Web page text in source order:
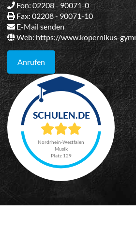
Fon: 02208 - 90071-0
Fax: 02208 - 90071-10
E-Mail senden
Web:https://www.kopernikus-
Anrufen
Nordrhein-Westfalen
Musik
Platz 129